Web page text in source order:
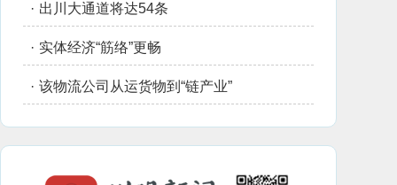
· 出川大通道将达54条
· 实体经济“筋络”更畅
· 该物流公司从运货物到“链产业”